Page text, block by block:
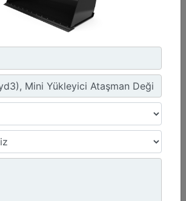
IT Ataşman Değiştirici, Cıvata
mm
kg